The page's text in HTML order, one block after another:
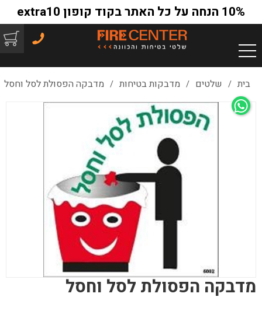
10% הנחה על כל האתר בקוד קופון extra10
בית / שלטים / מדבקות בטיחות / מדבקה הפסולת לסל וחסל
מדבקה הפסולת לסל וחסל